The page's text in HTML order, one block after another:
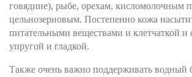
говядине), рыбе, орехам, кисломолочным
цельнозерновым. Постепенно кожа
питательными веществами и клетчаткой и
упругой и гладкой.
Также очень важно поддерживать водный